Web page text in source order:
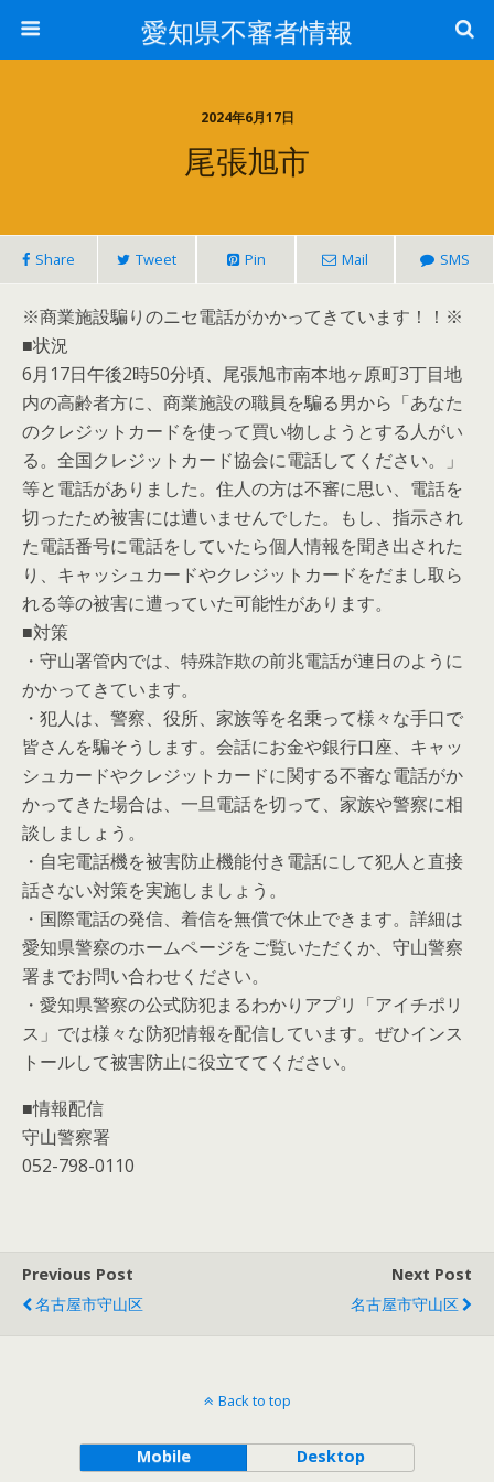
愛知県不審者情報
2024年6月17日
尾張旭市
Share Tweet Pin Mail SMS
※商業施設騙りのニセ電話がかかってきています！！※
■状況
6月17日午後2時50分頃、尾張旭市南本地ヶ原町3丁目地
内の高齢者方に、商業施設の職員を騙る男から「あなた
のクレジットカードを使って買い物しようとする人がい
る。全国クレジットカード協会に電話してください。」
等と電話がありました。住人の方は不審に思い、電話を
切ったため被害には遭いませんでした。もし、指示され
た電話番号に電話をしていたら個人情報を聞き出された
り、キャッシュカードやクレジットカードをだまし取ら
れる等の被害に遭っていた可能性があります。
■対策
・守山署管内では、特殊詐欺の前兆電話が連日のように
かかってきています。
・犯人は、警察、役所、家族等を名乗って様々な手口で
皆さんを騙そうします。会話にお金や銀行口座、キャッ
シュカードやクレジットカードに関する不審な電話がか
かってきた場合は、一旦電話を切って、家族や警察に相
談しましょう。
・自宅電話機を被害防止機能付き電話にして犯人と直接
話さない対策を実施しましょう。
・国際電話の発信、着信を無償で休止できます。詳細は
愛知県警察のホームページをご覧いただくか、守山警察
署までお問い合わせください。
・愛知県警察の公式防犯まるわかりアプリ「アイチポリ
ス」では様々な防犯情報を配信しています。ぜひインス
トールして被害防止に役立ててください。
■情報配信
守山警察署
052-798-0110
Previous Post
名古屋市守山区
Next Post
名古屋市守山区
Back to top
Mobile Desktop